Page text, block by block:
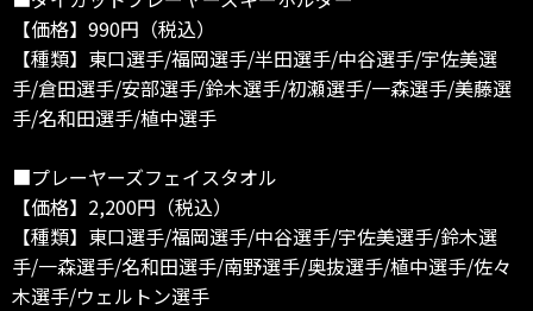
【価格】990円（税込）
【種類】東口選手/福岡選手/半田選手/中谷選手/宇佐美選
手/倉田選手/安部選手/鈴木選手/初瀬選手/一森選手/美藤選
手/名和田選手/植中選手
■プレーヤーズフェイスタオル
【価格】2,200円（税込）
【種類】東口選手/福岡選手/中谷選手/宇佐美選手/鈴木選
手/一森選手/名和田選手/南野選手/奥抜選手/植中選手/佐々
木選手/ウェルトン選手